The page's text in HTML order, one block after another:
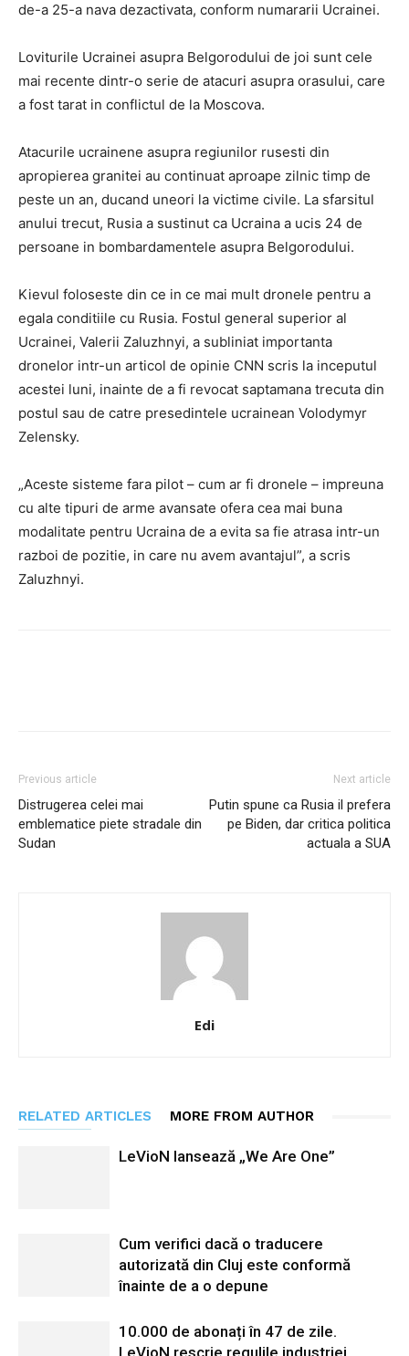
de-a 25-a nava dezactivata, conform numararii Ucrainei.
Loviturile Ucrainei asupra Belgorodului de joi sunt cele
mai recente dintr-o serie de atacuri asupra orasului, care
a fost tarat in ​​conflictul de la Moscova.
Atacurile ucrainene asupra regiunilor rusesti din
apropierea granitei au continuat aproape zilnic timp de
peste un an, ducand uneori la victime civile. La sfarsitul
anului trecut, Rusia a sustinut ca Ucraina a ucis 24 de
persoane in bombardamentele asupra Belgorodului.
Kievul foloseste din ce in ce mai mult dronele pentru a
egala conditiile cu Rusia. Fostul general superior al
Ucrainei, Valerii Zaluzhnyi, a subliniat importanta
dronelor intr-un articol de opinie CNN scris la inceputul
acestei luni, inainte de a fi revocat saptamana trecuta din
postul sau de catre presedintele ucrainean Volodymyr
Zelensky.
„Aceste sisteme fara pilot – cum ar fi dronele – impreuna
cu alte tipuri de arme avansate ofera cea mai buna
modalitate pentru Ucraina de a evita sa fie atrasa intr-un
razboi de pozitie, in care nu avem avantajul”, a scris
Zaluzhnyi.
Previous article
Distrugerea celei mai
emblematice piete stradale din
Sudan
Next article
Putin spune ca Rusia il prefera
pe Biden, dar critica politica
actuala a SUA
Edi
RELATED ARTICLES MORE FROM AUTHOR
LeVioN lansează „We Are One”
Cum verifici dacă o traducere
autorizată din Cluj este conformă
înainte de a o depune
10.000 de abonați în 47 de zile.
LeVioN rescrie regulile industriei